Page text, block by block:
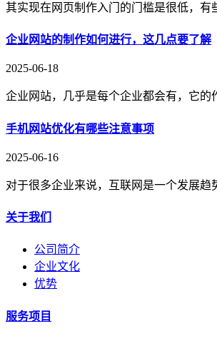
其实现在网页制作入门的门槛是很低，有
企业网站的制作如何进行，这几点要了解
2025-06-18
企业网站，几乎是每个企业都会有，它
手机网站优化有哪些注意事项
2025-06-16
对于很多企业来说，互联网是一个发展
关于我们
公司简介
企业文化
优势
服务项目